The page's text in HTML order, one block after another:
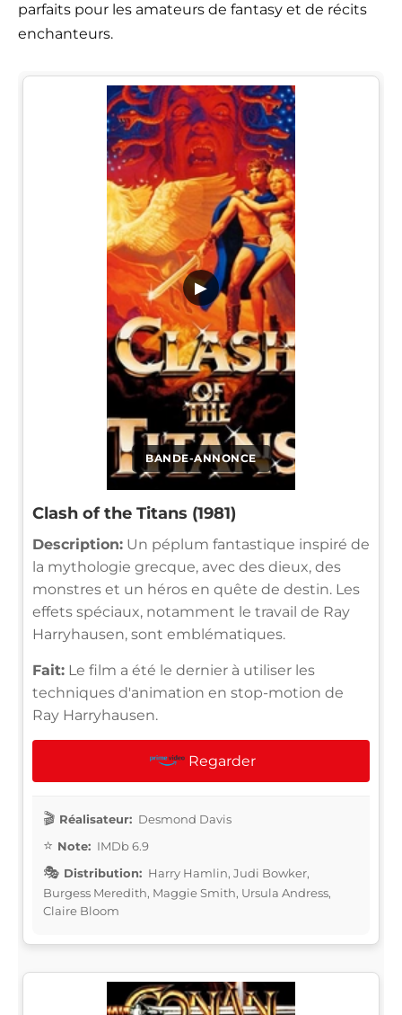
parfaits pour les amateurs de fantasy et de récits
enchanteurs.
BANDE-ANNONCE
▶
Clash of the Titans (1981)
Description: Un péplum fantastique inspiré de
la mythologie grecque, avec des dieux, des
monstres et un héros en quête de destin. Les
effets spéciaux, notamment le travail de Ray
Harryhausen, sont emblématiques.
Fait: Le film a été le dernier à utiliser les
techniques d'animation en stop-motion de
Ray Harryhausen.
Regarder
Réalisateur: Desmond Davis
Note: IMDb 6.9
Distribution: Harry Hamlin, Judi Bowker,
Burgess Meredith, Maggie Smith, Ursula Andress,
Claire Bloom